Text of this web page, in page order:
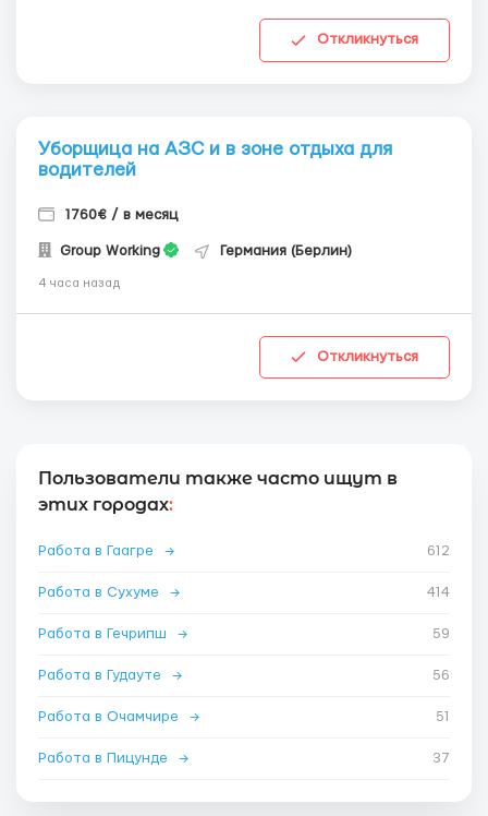
Откликнуться
Уборщица на АЗС и в зоне отдыха для
водителей
1760€ / в месяц
Group Working Германия (Берлин)
4 часа назад
Откликнуться
Пользователи также часто ищут в
этих городах:
Работа в Гаагре → 612
Работа в Сухуме → 414
Работа в Гечрипш → 59
Работа в Гудауте → 56
Работа в Очамчире → 51
Работа в Пицунде → 37